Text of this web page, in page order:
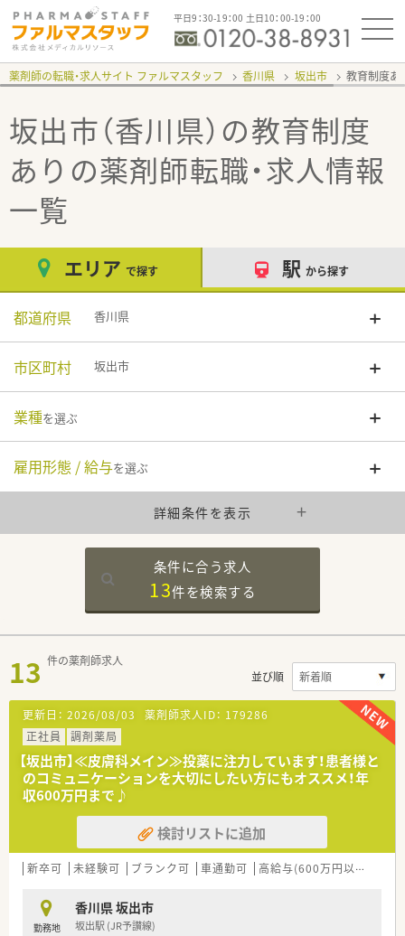
平日9：30-19：00 土日10：00-19：00
薬剤師の転職・求人サイト ファルマスタッフ 香川県 坂出市 教育制度
坂出市（香川県）の教育制度
あり の薬剤師転職・求人情報
一覧
エリア で探す 駅 から探す
都道府県 香川県
市区町村 坂出市
業種を選ぶ
雇用形態 / 給与を選ぶ
詳細条件を表示
条件に合う求人
13件を検索する
13 件の薬剤師求人
並び順
更新日： 2026/08/03 薬剤師求人ID： 179286
正社員
調剤薬局
【坂出市】≪皮膚科メイン≫投薬に注力しています！患者様と
のコミュニケーションを大切にしたい方にもオススメ！年
収600万円まで♪
検討リストに追加
新卒可 未経験可 ブランク可 車通勤可 高給与(600万円以上)
勤務地
香川県 坂出市
坂出駅 (JR予讃線)